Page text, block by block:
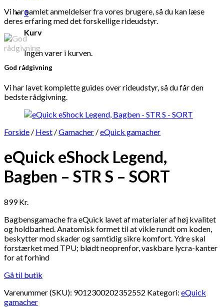
0
Kurv
Ingen varer i kurven.
Vi har samlet anmeldelser fra vores brugere, så du kan læse
deres erfaring med det forskellige rideudstyr.
God rådgivning
Vi har lavet komplette guides over rideudstyr, så du får den
bedste rådgivning.
Forside / Hest /Gamacher /eQuick gamacher
eQuick eShock Legend,
Bagben – STR S – SORT
899Kr.
Bagbensgamache fra eQuick lavet af materialer af høj kvalitet
og holdbarhed. Anatomisk formet til at vikle rundt om koden,
beskytter mod skader og samtidig sikre komfort. Ydre skal
forstærket med TPU; blødt neoprenfor, vaskbare lycra-kanter
for at forhind
Gå til butik
Varenummer (SKU): 9012300202352552 Kategori: eQuick
gamacher